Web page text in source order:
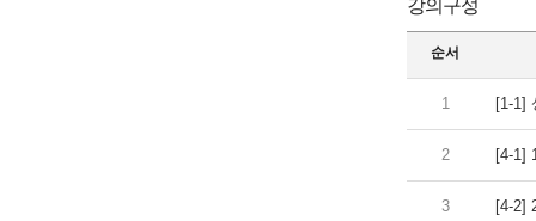
강의구성
순서
1 [1-1]
2 [4-1]
3 [4-2]